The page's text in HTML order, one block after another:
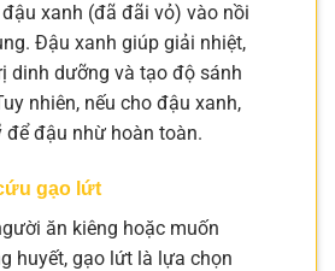
xanh (đã đãi vỏ) vào nồi
Đậu xanh giúp giải nhiệt,
dinh dưỡng và tạo độ sánh
nhiên, nếu cho đậu xanh,
để đậu nhừ hoàn toàn.
gạo lứt
ăn kiêng hoặc muốn
huyết, gạo lứt là lựa chọn